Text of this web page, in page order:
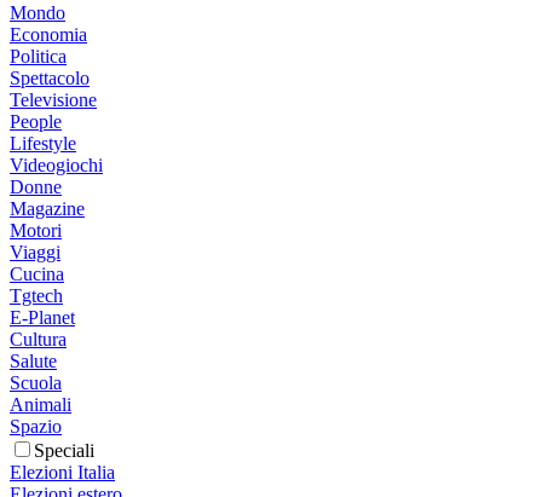
Mondo
Economia
Politica
Spettacolo
Televisione
People
Lifestyle
Videogiochi
Donne
Magazine
Motori
Viaggi
Cucina
Tgtech
E-Planet
Cultura
Salute
Scuola
Animali
Spazio
Speciali
Elezioni Italia